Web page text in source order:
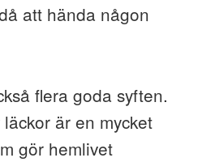
att hända någon
flera goda syften.
är en mycket
gör hemlivet